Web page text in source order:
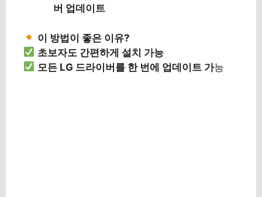
버 업데이트
이 방법이 좋은 이유?
초보자도 간편하게 설치 가능
모든 LG 드라이버를 한 번에 업데이트 가능